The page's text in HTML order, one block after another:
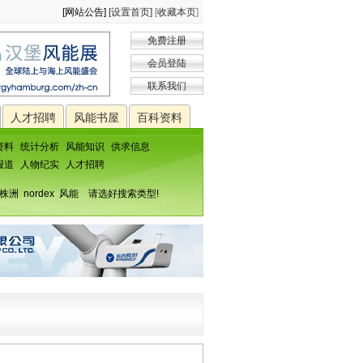
[网站公告] [设置首页] [收藏本页]
免费注册
会员登陆
联系我们
人才招聘 风能书屋 百科资料
料 统计分析 风能知识
供求信息
道
人物纪实 人才招聘
株洲 nordex 风能 请选好搜索类型!